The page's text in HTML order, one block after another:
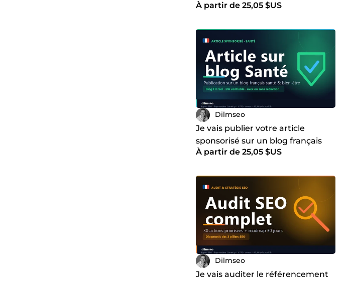
gaming et jeux vidéo
À partir de 25,05 $US
Dilmseo
Je vais publier votre article
sponsorisé sur un blog français
santé et bien-être
À partir de 25,05 $US
Dilmseo
Je vais auditer le référencement